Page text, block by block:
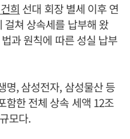
희 선대 회장 별세 이후 연
쳐 상속세를 납부해 왔
과 원칙에 따른 성실 납부
명, 삼성전자, 삼성물산 등
함한 전체 상속 세액 12조
모다.